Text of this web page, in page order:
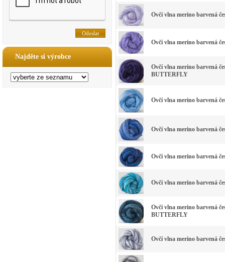
Najděte si výrobce
Ovčí vlna merino barvená
Ovčí vlna merino barvená
Ovčí vlna merino barvená
BUTTERFLY
Ovčí vlna merino barvená
Ovčí vlna merino barvená
Ovčí vlna merino barvená
Ovčí vlna merino barvená
Ovčí vlna merino barvená
BUTTERFLY
Ovčí vlna merino barvená